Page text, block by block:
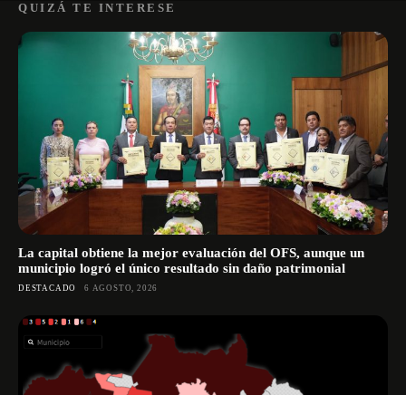
QUIZÁ TE INTERESE
La capital obtiene la mejor evaluación del OFS, aunque un
municipio logró el único resultado sin daño patrimonial
DESTACADO 6 AGOSTO, 2026